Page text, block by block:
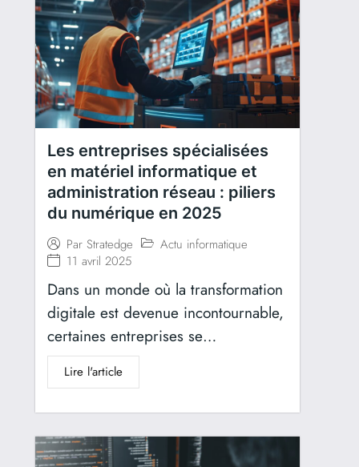
Les entreprises spécialisées
en matériel informatique et
administration réseau : piliers
du numérique en 2025
Par Stratedge
Actu informatique
11 avril 2025
Dans un monde où la transformation
digitale est devenue incontournable,
certaines entreprises se…
Lire l'article